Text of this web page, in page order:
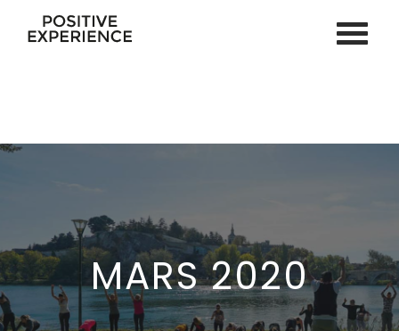
COACHING PNL & HYPNOSE
SPORT EN ENTREPRISE
SÉMINAIRE & TEAM BUILDING
ÉVÉNEMENTS PRIVÉS
MARS 2020